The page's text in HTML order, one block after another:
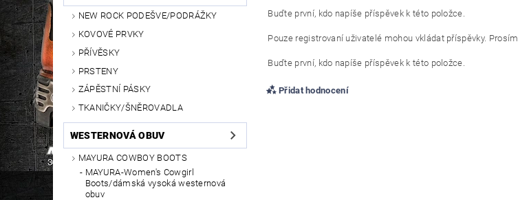
NEW ROCK PODEŠVE/PODRÁŽKY
KOVOVÉ PRVKY
PŘÍVĚSKY
PRSTENY
ZÁPĚSTNÍ PÁSKY
TKANIČKY/ŠNĚROVADLA
WESTERNOVÁ OBUV
MAYURA COWBOY BOOTS
MAYURA-Women's Cowgirl
Boots/dámská vysoká westernová
obuv
Buďte první, kdo napíše příspěvek k této položce.
Pouze registrovaní uživatelé mohou vkládat příspěvky. Prosím
Buďte první, kdo napíše příspěvek k této položce.
Přidat hodnocení